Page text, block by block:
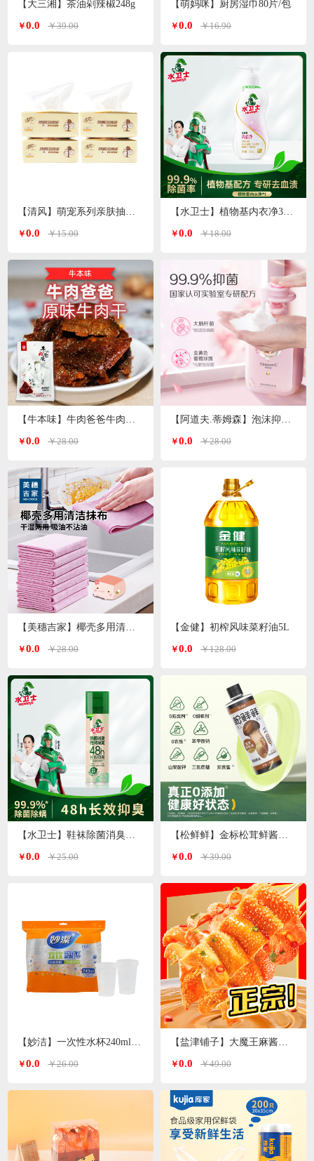
【大三湘】茶油剁辣椒248g
￥0.0 ￥39.00
【清风】萌宠系列亲肤抽纸3层*100抽
￥0.0 ￥15.00
￥0.0 ￥28.00
￥0.0 ￥28.00
￥0.0 ￥25.00
【妙洁】一次性水杯240ml 120只装
￥0.0 ￥26.00
【萌妈咪】厨房湿巾80片/包
￥0.0 ￥16.90
【水卫士】植物基内衣净300g/瓶
￥0.0 ￥18.00
￥0.0 ￥28.00
【金健】初榨风味菜籽油5L
￥0.0 ￥128.00
￥0.0 ￥39.00
【盐津铺子】大魔王麻酱素毛肚200g*3袋（香辣麻酱味）
￥0.0 ￥49.00